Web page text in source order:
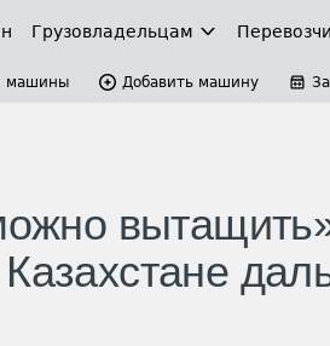
Грузовладельцам
машины Добавить машину